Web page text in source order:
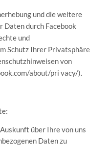
und die weitere
Daten durch Facebook
und
Schutz Ihrer Privatsphäre
von
about/pri vacy/).
über Ihre von uns
Daten zu